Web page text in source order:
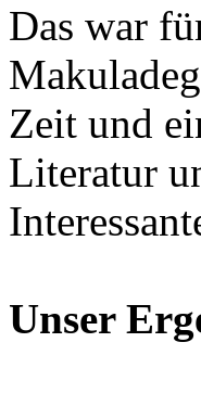
Das war
Zeit und
Literatur
Unser